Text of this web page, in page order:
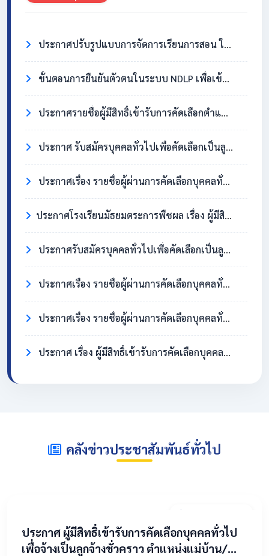
ประกาศปรับรูปแบบการจัดการเรียนการสอน ในวันที่ 31 กรกฎาคม 2569
ขั้นตอนการยืนยันตัวตนในระบบ NDLP เพื่อเข้าใช้งาน Chromebook
ประกาศรายชื่อผู้มีสิทธิ์เข้ารับการคัดเลือกตำแหน่งครูอัตราจ้าง วิชาเอกสังคมศึกษา
ประกาศ รับสมัครบุคคลทั่วไปเพื่อคัดเลือกเป็นลูกจ้างชั่วคราว ตำแหน่งครูอัตราจ้าง วิชาเอกสังคมศึกษา
ประกาศเรื่อง รายชื่อผู้ผ่านการคัดเลือกบุคคลทั่วไปเพื่อจ้างเป็นลูกจ้างชั่วคราว ตำแหน่ง แม่บ้าน/นักการภารโรง
​ประกาศโรงเรียนมัธยมตระการพืชผล เรื่อง ผู้มีสิทธิ์เข้ารับการคัดเลือกบุคคลทั่วไปเพื่อจ้างเป็นลูกจ้างชั่วคราว ตำแหน่งแม่บ้าน / นักการภารโรง
ประกาศรับสมัครบุคคลทั่วไปเพื่อคัดเลือกเป็นลูกจ้างชั่วคราว ตำแหน่งแม่บ้าน / นักการภารโรง
ประกาศเรื่อง รายชื่อผู้ผ่านการคัดเลือกบุคคลทั่วไปเพื่อจ้างเป็นลูกจ้างชั่วคราว ตำแหน่งครูอัตราจ้าง วิชาเอกภาษาอังกฤษ
ประกาศเรื่อง รายชื่อผู้ผ่านการคัดเลือกบุคคลทั่วไปเพื่อจ้างเป็นลูกจ้างชั่วคราว ตำแหน่ง แม่บ้าน/นักการภารโรง
ประกาศ เรื่อง ผู้มีสิทธิ์เข้ารับการคัดเลือกบุคคลทั่วไปเพื่อจ้างเป็นลูกจ้างชั่วคราว ตำแหน่งครูอัตราจ้าง วิชาเอกภาษาอังกฤษ
คลังข่าวประชาสัมพันธ์ทั่วไป
​ประกาศ ผู้มีสิทธิ์เข้ารับการคัดเลือกบุคคลทั่วไป
เพื่อจ้างเป็นลูกจ้างชั่วคราว ตำแหน่งแม่บ้าน/